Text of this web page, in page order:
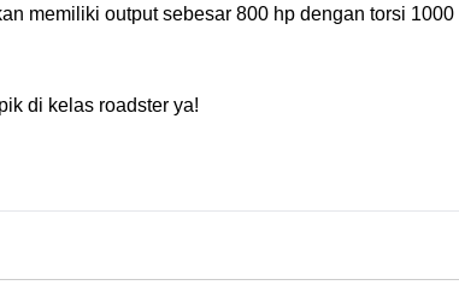
memiliki output sebesar 800 hp dengan torsi
di kelas roadster ya!